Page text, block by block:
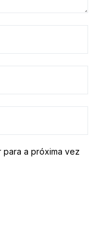
para a próxima vez